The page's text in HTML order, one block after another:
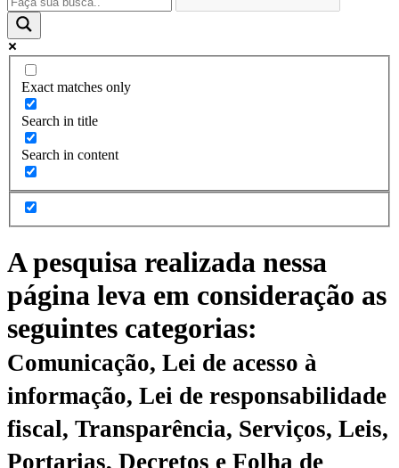
Exact matches only
Search in title
Search in content
A pesquisa realizada nessa
página leva em consideração as
seguintes categorias:
Comunicação, Lei de acesso à
informação, Lei de responsabilidade
fiscal, Transparência, Serviços, Leis,
Portarias, Decretos e Folha de